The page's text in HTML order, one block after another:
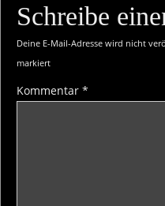
Schreibe
Deine E-Mail-Adresse wird nicht
markiert
Kommentar*